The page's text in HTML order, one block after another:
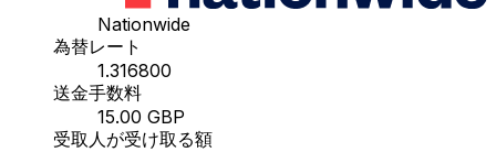
Nationwide
為替レート
1.316800
送金手数料
15.00 GBP
受取人が受け取る額